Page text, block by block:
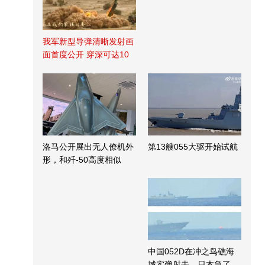
我军新型导弹清晰发射画
面首度公开 穿深可达10
洛马公开展出无人僚机外
形，和歼-50高度相似
第13艘055大驱开始试航
中国052D在冲之鸟礁海